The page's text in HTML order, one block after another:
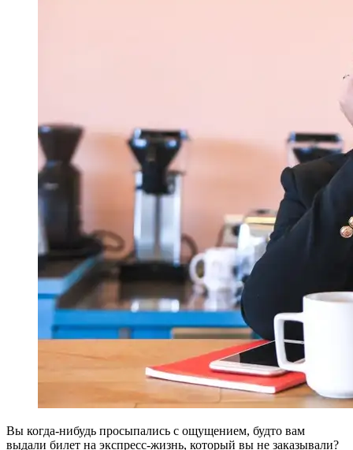
Вы когда-нибудь просыпались с ощущением, будто вам
выдали билет на экспресс-жизнь, который вы не заказывали?